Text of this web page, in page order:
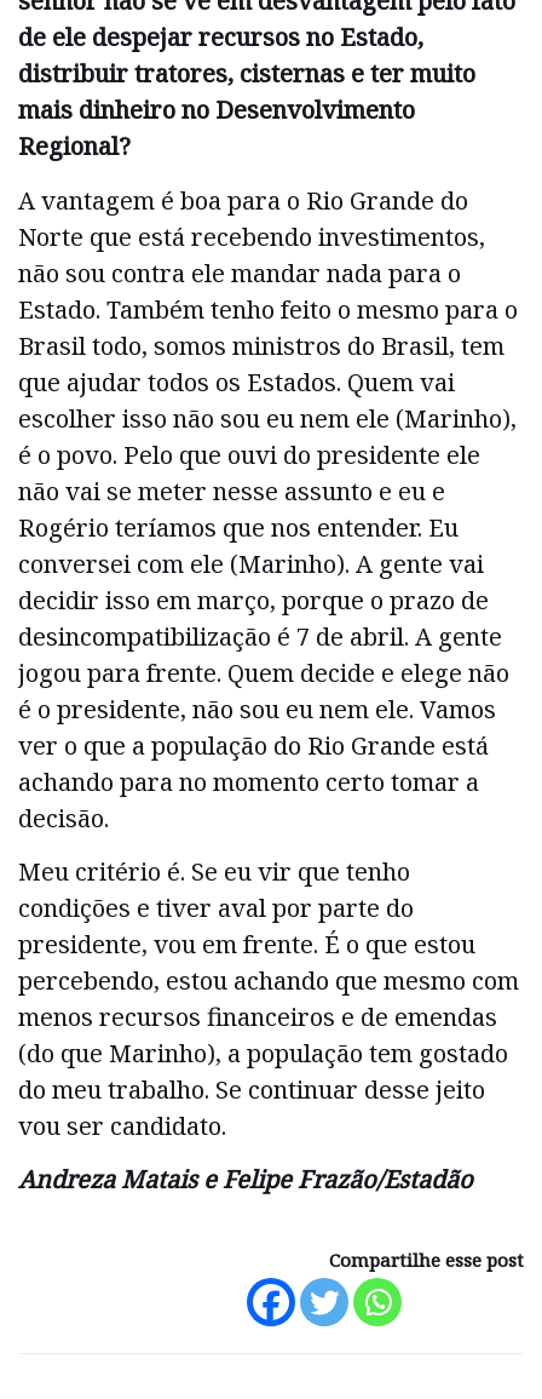
de ele despejar recursos no Estado,
distribuir tratores, cisternas e ter muito
mais dinheiro no Desenvolvimento
Regional?
A vantagem é boa para o Rio Grande do
Norte que está recebendo investimentos,
não sou contra ele mandar nada para o
Estado. Também tenho feito o mesmo para o
Brasil todo, somos ministros do Brasil, tem
que ajudar todos os Estados. Quem vai
escolher isso não sou eu nem ele (Marinho),
é o povo. Pelo que ouvi do presidente ele
não vai se meter nesse assunto e eu e
Rogério teríamos que nos entender. Eu
conversei com ele (Marinho). A gente vai
decidir isso em março, porque o prazo de
desincompatibilização é 7 de abril. A gente
jogou para frente. Quem decide e elege não
é o presidente, não sou eu nem ele. Vamos
ver o que a população do Rio Grande está
achando para no momento certo tomar a
decisão.
Meu critério é. Se eu vir que tenho
condições e tiver aval por parte do
presidente, vou em frente. É o que estou
percebendo, estou achando que mesmo com
menos recursos financeiros e de emendas
(do que Marinho), a população tem gostado
do meu trabalho. Se continuar desse jeito
vou ser candidato.
Andreza Matais e Felipe Frazão/Estadão
Compartilhe esse post